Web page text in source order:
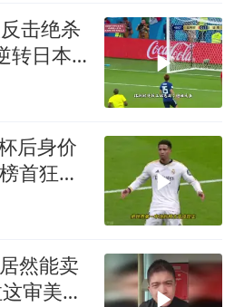
击绝杀
转日本
后身价
首狂涨
然能卖
审美专